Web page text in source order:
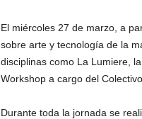
El miércoles 27 de marzo, a
sobre arte y tecnología de la
disciplinas como La Lumiere,
Workshop a cargo del
Durante toda la jornada se